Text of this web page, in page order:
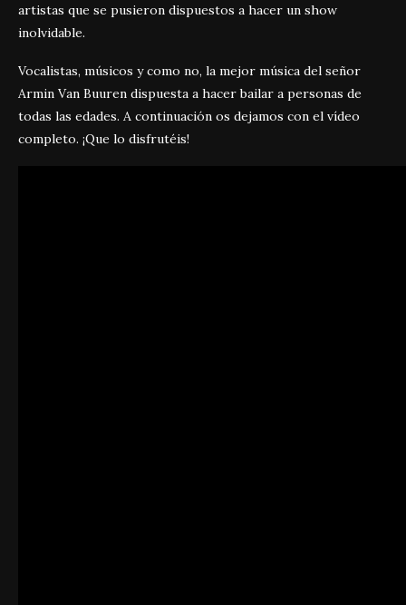
artistas que se pusieron dispuestos a hacer un show
inolvidable.
Vocalistas, músicos y como no, la mejor música del señor
Armin Van Buuren dispuesta a hacer bailar a personas de
todas las edades. A continuación os dejamos con el vídeo
completo. ¡Que lo disfrutéis!